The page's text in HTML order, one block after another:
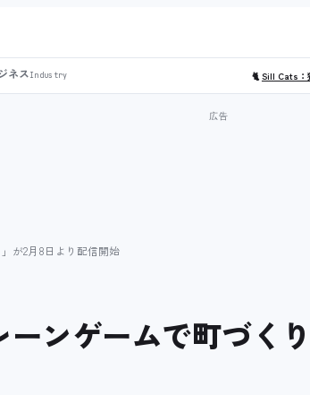
ネスIndustry 🐈Sill Cats：
が2月8日より配信開始
ンゲームで町づく